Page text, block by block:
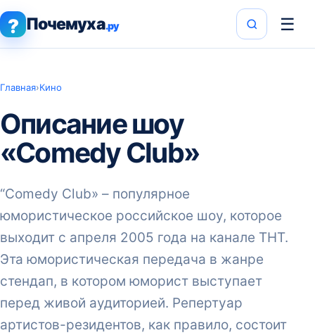
? Почемуха.ру ☰
Главная›Кино
Описание шоу
«Comedy Club»
“Comedy Club» – популярное
юмористическое российское шоу, которое
выходит с апреля 2005 года на канале ТНТ.
Эта юмористическая передача в жанре
стендап, в котором юморист выступает
перед живой аудиторией. Репертуар
артистов-резидентов, как правило, состоит